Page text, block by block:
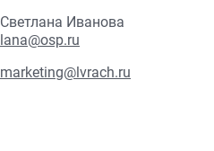
Светлана Иванова
lana@osp.ru
marketing@lvrach.ru